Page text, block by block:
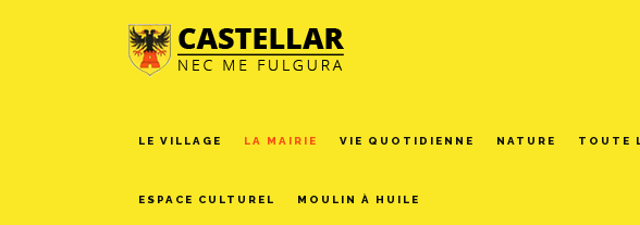
LE VILLAGE LA MAIRIE VIE QUOTIDIENNE NATURE TOUTE
ESPACE CULTUREL MOULIN À HUILE